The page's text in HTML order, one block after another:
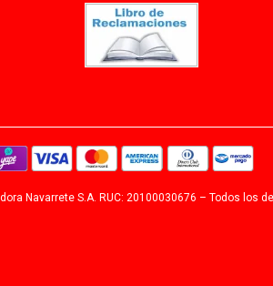
Navarrete S.A. RUC: 20100030676 – Todos los